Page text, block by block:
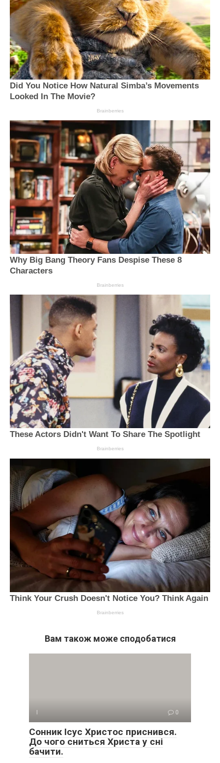
Вам також може сподобатися
І 0
Сонник Ісус Христос приснився.
До чого сниться Христа у сні
бачити.